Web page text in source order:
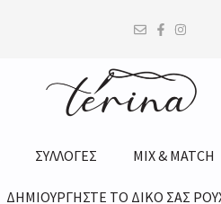
ΣΥΛΛΟΓΕΣ MIX & MATCH
ΔΗΜΙΟΥΡΓΗΣΤΕ ΤΟ ΔΙΚΟ ΣΑΣ